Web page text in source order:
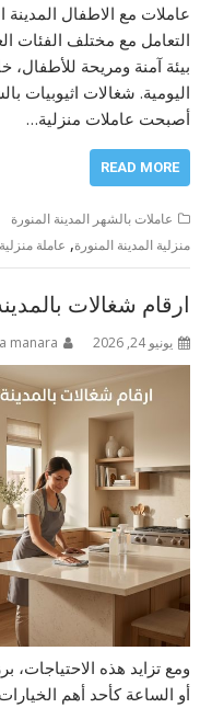
عاملات مع الاطفال
التعامل مع مختلف الفئات
بيئة آمنة ومريحة
اليومية. شغالات اثيوبيات
أصبحت عاملات منزلية…
READ MORE
عاملات بالشهر المدينة المنورة
منزلية المدينة المنورة, عاملة
ارقام شغالات بالمدينه
يونيو 24, 2026 manara
ومع تزايد هذه الاحتياجات،
أو الساعة كأحد أهم